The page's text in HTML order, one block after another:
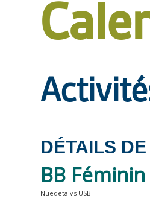
DÉTAILS
BB Féminin
Nuedeta vs USB